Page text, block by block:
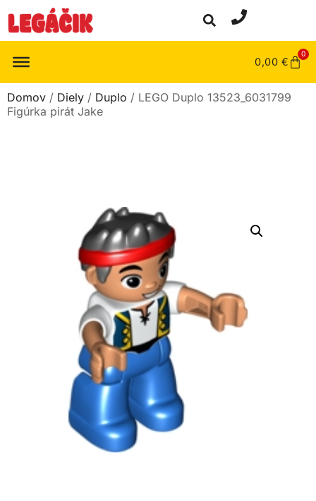
0,00 €
0
Domov / Diely / Duplo / LEGO Duplo 13523_6031799
Figúrka pirát Jake